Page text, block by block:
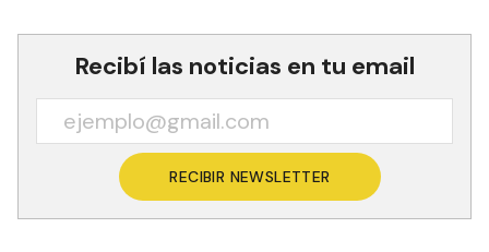
Recibí las noticias en tu email
RECIBIR NEWSLETTER